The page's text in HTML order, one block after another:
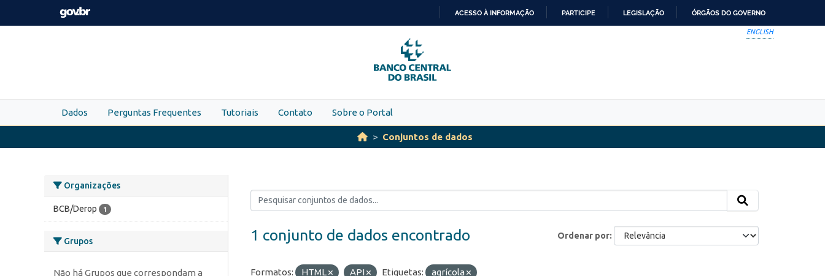
Skip to main content
PARA
O
CONTEÚDO
ACESSO À INFORMAÇÃO PARTICIPE LEGISLAÇÃO ÓRGÃOS DO GOVERNO
ENGLISH
Dados Perguntas Frequentes Tutoriais Contato Sobre o Portal
Conjuntos de dados
Organizações
BCB/Derop 1
Grupos
Não há Grupos que correspondam a
Ordenar por
1 conjunto de dados encontrado
Formatos: HTML API Etiquetas:
agrícola